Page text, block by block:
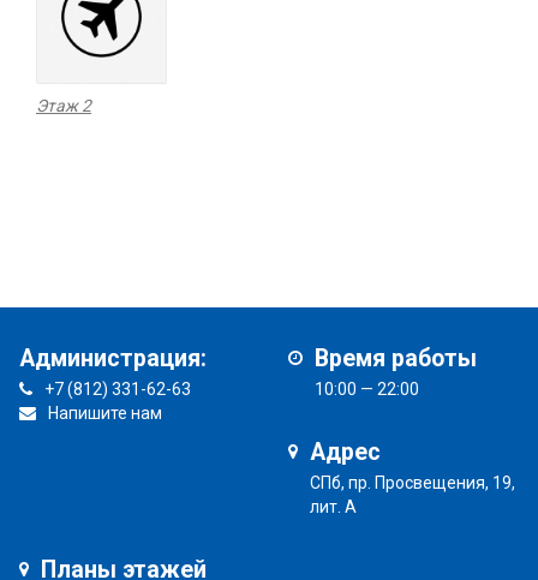
Этаж 2
Администрация:
+7 (812) 331-62-63
Напишите нам
Время работы
10:00 — 22:00
Адрес
СПб, пр. Просвещения, 19,
лит. А
Планы этажей